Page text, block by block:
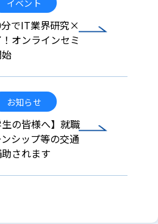
イベント
分でIT業界研究×
オンラインセミ
お知らせ
生の皆様へ】就職
シップ等の交通
されます